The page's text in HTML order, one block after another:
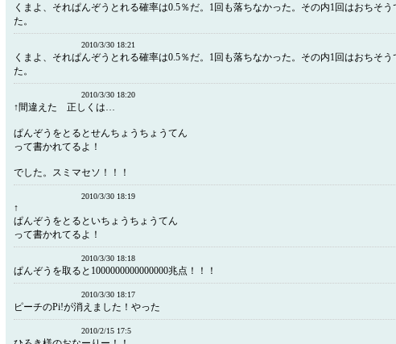
くまよ、それぱんぞうとれる確率は0.5％だ。1回も落ちなかった。その内1回はおちそう
た。
2010/3/30 18:21
くまよ、それぱんぞうとれる確率は0.5％だ。1回も落ちなかった。その内1回はおちそう
た。
2010/3/30 18:20
↑間違えた 正しくは…
ぱんぞうをとるとせんちょうちょうてん
って書かれてるよ！
でした。スミマセソ！！！
2010/3/30 18:19
↑
ぱんぞうをとるといちょうちょうてん
って書かれてるよ！
2010/3/30 18:18
ぱんぞうを取ると1000000000000000兆点！！！
2010/3/30 18:17
ピーチのPi!が消えました！やった
2010/2/15 17:5